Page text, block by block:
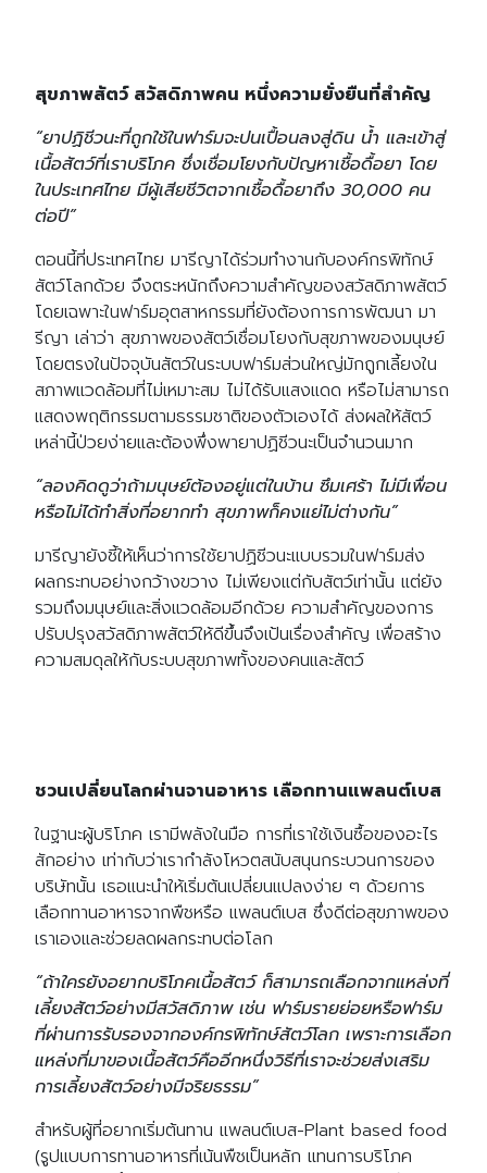
สุขภาพสัตว์ สวัสดิภาพคน หนึ่งความยั่งยืนที่สำคัญ
“ยาปฏิชีวนะที่ถูกใช้ในฟาร์มจะปนเปื้อนลงสู่ดิน น้ำ และเข้าสู่
เนื้อสัตว์ที่เราบริโภค ซึ่งเชื่อมโยงกับปัญหาเชื้อดื้อยา โดย
ในประเทศไทย มีผู้เสียชีวิตจากเชื้อดื้อยาถึง 30,000 คน
ต่อปี”
ตอนนี้ที่ประเทศไทย มารีญาได้ร่วมทำงานกับองค์กรพิทักษ์
สัตว์โลกด้วย จึงตระหนักถึงความสำคัญของสวัสดิภาพสัตว์
โดยเฉพาะในฟาร์มอุตสาหกรรมที่ยังต้องการการพัฒนา มา
รีญา เล่าว่า สุขภาพของสัตว์เชื่อมโยงกับสุขภาพของมนุษย์
โดยตรงในปัจจุบันสัตว์ในระบบฟาร์มส่วนใหญ่มักถูกเลี้ยงใน
สภาพแวดล้อมที่ไม่เหมาะสม ไม่ได้รับแสงแดด หรือไม่สามารถ
แสดงพฤติกรรมตามธรรมชาติของตัวเองได้ ส่งผลให้สัตว์
เหล่านี้ป่วยง่ายและต้องพึ่งพายาปฏิชีวนะเป็นจำนวนมาก
“ลองคิดดูว่าถ้ามนุษย์ต้องอยู่แต่ในบ้าน ซึมเศร้า ไม่มีเพื่อน
หรือไม่ได้ทำสิ่งที่อยากทำ สุขภาพก็คงแย่ไม่ต่างกัน”
มารีญายังชี้ให้เห็นว่าการใช้ยาปฏิชีวนะแบบรวมในฟาร์มส่ง
ผลกระทบอย่างกว้างขวาง ไม่เพียงแต่กับสัตว์เท่านั้น แต่ยัง
รวมถึงมนุษย์และสิ่งแวดล้อมอีกด้วย ความสำคัญของการ
ปรับปรุงสวัสดิภาพสัตว์ให้ดีขึ้นจึงเป้นเรื่องสำคัญ เพื่อสร้าง
ความสมดุลให้กับระบบสุขภาพทั้งของคนและสัตว์
ชวนเปลี่ยนโลกผ่านจานอาหาร เลือกทานแพลนต์เบส
ในฐานะผู้บริโภค เรามีพลังในมือ การที่เราใช้เงินซื้อของอะไร
สักอย่าง เท่ากับว่าเรากำลังโหวตสนับสนุนกระบวนการของ
บริษัทนั้น เธอแนะนำให้เริ่มต้นเปลี่ยนแปลงง่าย ๆ ด้วยการ
เลือกทานอาหารจากพืชหรือ แพลนต์เบส ซึ่งดีต่อสุขภาพของ
เราเองและช่วยลดผลกระทบต่อโลก
“ถ้าใครยังอยากบริโภคเนื้อสัตว์ ก็สามารถเลือกจากแหล่งที่
เลี้ยงสัตว์อย่างมีสวัสดิภาพ เช่น ฟาร์มรายย่อยหรือฟาร์ม
ที่ผ่านการรับรองจากองค์กรพิทักษ์สัตว์โลก เพราะการเลือก
แหล่งที่มาของเนื้อสัตว์คืออีกหนึ่งวิธีที่เราจะช่วยส่งเสริม
การเลี้ยงสัตว์อย่างมีจริยธรรม”
สำหรับผู้ที่อยากเริ่มต้นทาน แพลนต์เบส-Plant based food
(รูปแบบการทานอาหารที่เน้นพืชเป็นหลัก แทนการบริโภค